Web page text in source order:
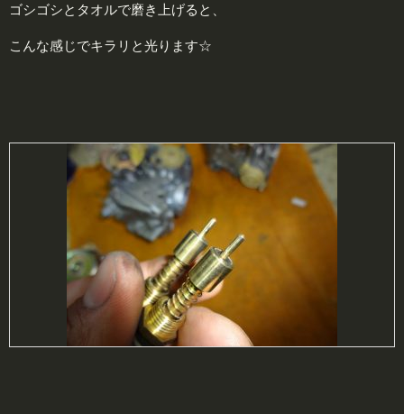
ゴシゴシとタオルで磨き上げると、
こんな感じでキラリと光ります☆